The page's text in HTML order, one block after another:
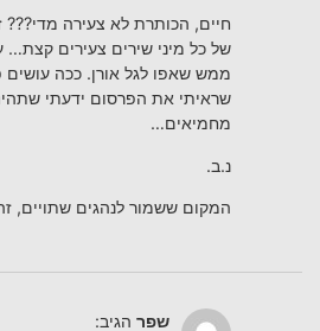
חיים, הכותרת לא צעירה מדי???
של כל מיני שירים צעירים קצת…
ממש שאפו לגל אורן. ככה
שראיתי את הפרסום ידעתי
מחמיאים…
נ.ב.
המקום ששמור לנהגים שתויים,
שפר הגיב: